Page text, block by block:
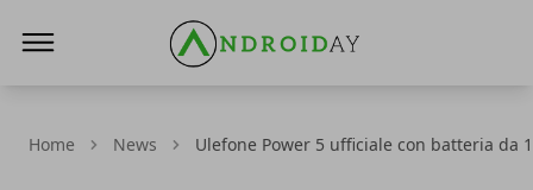
Home News Ulefone Power 5 ufficiale con batteria da